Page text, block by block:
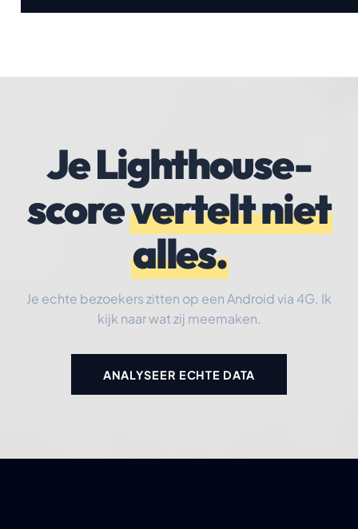
Je Lighthouse-
scorevertelt niet
alles.
Je echte bezoekers zitten op een Android via 4G. Ik
kijk naar wat zij meemaken.
ANALYSEER ECHTE DATA